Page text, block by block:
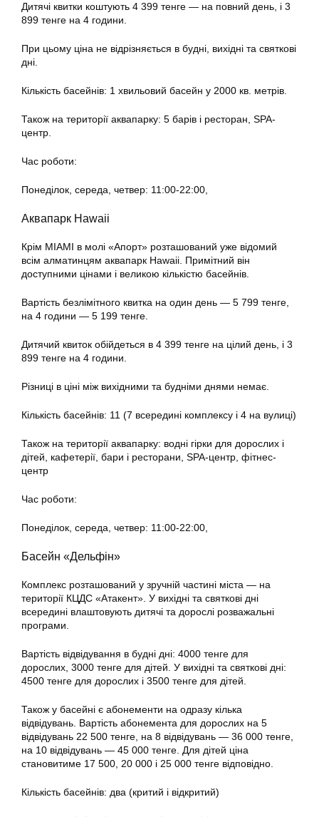
Дитячі квитки коштують 4 399 тенге — на повний день, і 3
899 тенге на 4 години.
При цьому ціна не відрізняється в будні, вихідні та святкові
дні.
Кількість басейнів: 1 хвильовий басейн у 2000 кв. метрів.
Також на території аквапарку: 5 барів і ресторан, SPA-
центр.
Час роботи:
Понеділок, середа, четвер: 11:00-22:00,
Аквапарк Hawaii
Крім MIAMI в молі «Апорт» розташований уже відомий
всім алматинцям аквапарк Hawaii. Примітний він
доступними цінами і великою кількістю басейнів.
Вартість безлімітного квитка на один день — 5 799 тенге,
на 4 години — 5 199 тенге.
Дитячий квиток обійдеться в 4 399 тенге на цілий день, і 3
899 тенге на 4 години.
Різниці в ціні між вихідними та будніми днями немає.
Кількість басейнів: 11 (7 всередині комплексу і 4 на вулиці)
Також на території аквапарку: водні гірки для дорослих і
дітей, кафетерії, бари і ресторани, SPA-центр, фітнес-
центр
Час роботи:
Понеділок, середа, четвер: 11:00-22:00,
Басейн «Дельфін»
Комплекс розташований у зручній частині міста — на
території КЦДС «Атакент». У вихідні та святкові дні
всередині влаштовують дитячі та дорослі розважальні
програми.
Вартість відвідування в будні дні: 4000 тенге для
дорослих, 3000 тенге для дітей. У вихідні та святкові дні:
4500 тенге для дорослих і 3500 тенге для дітей.
Також у басейні є абонементи на одразу кілька
відвідувань. Вартість абонемента для дорослих на 5
відвідувань 22 500 тенге, на 8 відвідувань — 36 000 тенге,
на 10 відвідувань — 45 000 тенге. Для дітей ціна
становитиме 17 500, 20 000 і 25 000 тенге відповідно.
Кількість басейнів: два (критий і відкритий)